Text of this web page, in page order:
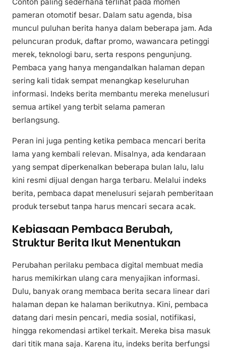
pameran otomotif besar. Dalam satu agenda, bisa
muncul puluhan berita hanya dalam beberapa jam. Ada
peluncuran produk, daftar promo, wawancara petinggi
merek, teknologi baru, serta respons pengunjung.
Pembaca yang hanya mengandalkan halaman depan
sering kali tidak sempat menangkap keseluruhan
informasi. Indeks berita membantu mereka menelusuri
semua artikel yang terbit selama pameran
berlangsung.
Peran ini juga penting ketika pembaca mencari berita
lama yang kembali relevan. Misalnya, ada kendaraan
yang sempat diperkenalkan beberapa bulan lalu, lalu
kini resmi dijual dengan harga terbaru. Melalui indeks
berita, pembaca dapat menelusuri sejarah pemberitaan
produk tersebut tanpa harus mencari secara acak.
Kebiasaan Pembaca Berubah,
Struktur Berita Ikut Menentukan
Perubahan perilaku pembaca digital membuat media
harus memikirkan ulang cara menyajikan informasi.
Dulu, banyak orang membaca berita secara linear dari
halaman depan ke halaman berikutnya. Kini, pembaca
datang dari mesin pencari, media sosial, notifikasi,
hingga rekomendasi artikel terkait. Mereka bisa masuk
dari titik mana saja. Karena itu, indeks berita berfungsi